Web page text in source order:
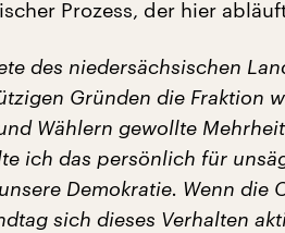
Prozess, der hier
des niedersächsischen
Gründen die Fraktion
Wählern gewollte
ich das persönlich für
Demokratie. Wenn die
sich dieses Verhalten